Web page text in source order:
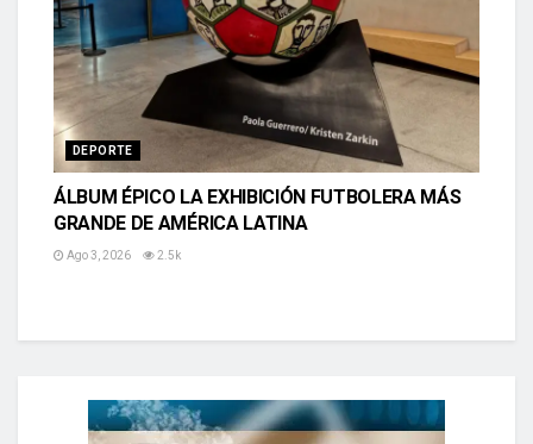
DEPORTE
ÁLBUM ÉPICO LA EXHIBICIÓN FUTBOLERA MÁS
GRANDE DE AMÉRICA LATINA
Ago 3, 2026 2.5k